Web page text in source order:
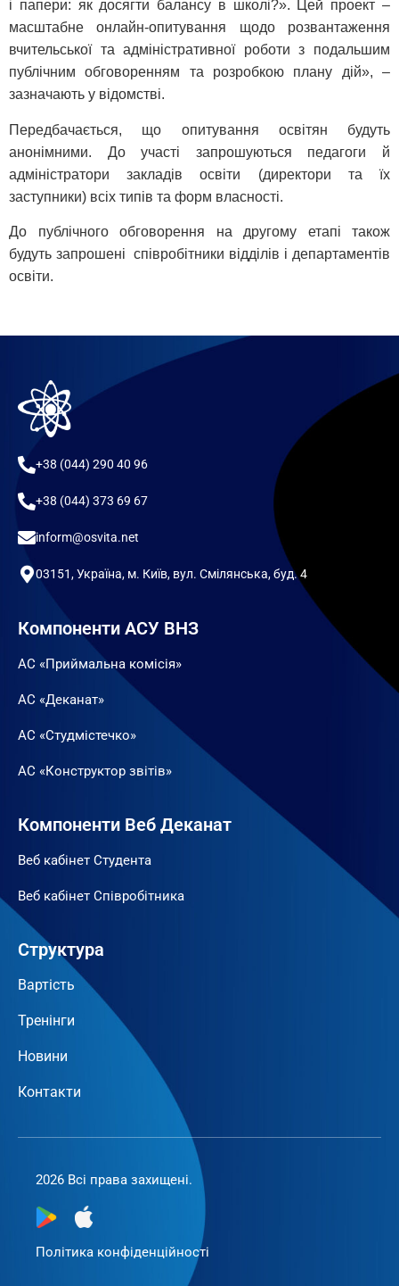
і папери: як досягти балансу в школі?». Цей проект –
масштабне онлайн-опитування щодо розвантаження
вчительської та адміністративної роботи з подальшим
публічним обговоренням та розробкою плану дій», –
зазначають у відомстві.
Передбачається, що опитування освітян будуть
анонімними. До участі запрошуються педагоги й
адміністратори закладів освіти (директори та їх
заступники) всіх типів та форм власності.
До публічного обговорення на другому етапі також
будуть запрошені співробітники відділів і департаментів
освіти.
+38 (044) 290 40 96
+38 (044) 373 69 67
inform@osvita.net
03151, Україна, м. Київ, вул. Смілянська, буд. 4
Компоненти АСУ ВНЗ
АС «Приймальна комісія»
АС «Деканат»
АС «Студмістечко»
АС «Конструктор звітів»
Компоненти Веб Деканат
Веб кабінет Студента
Веб кабінет Співробітника
Структура
Вартість
Тренінги
Новини
Контакти
2026 Всі права захищені.
Політика конфіденційності